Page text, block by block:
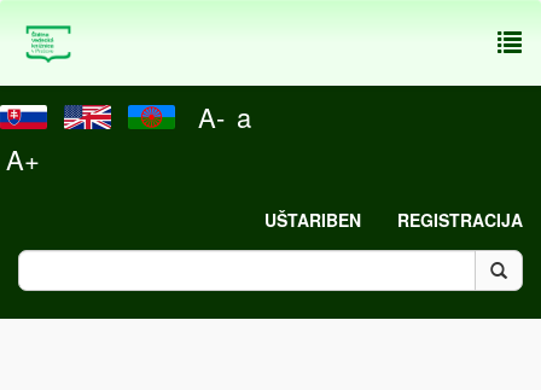
A- a
A+
UŠTARIBEN REGISTRACIJA